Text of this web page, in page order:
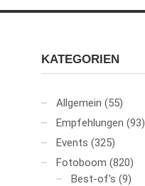
KATEGORIEN
Allgemein (55)
Empfehlungen (93)
Events (325)
Fotoboom (820)
Best-of's (9)